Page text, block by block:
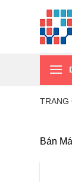
TRANG
Bán